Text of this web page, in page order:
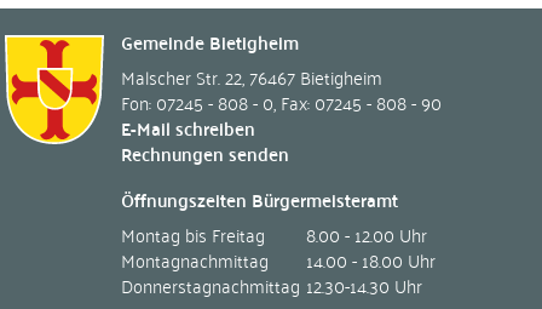
Gemeinde Bietigheim
Malscher Str. 22,76467Bietigheim
Fon: 07245 - 808 - 0,Fax: 07245 - 808 - 90
E-Mail schreiben
Rechnungen senden
Öffnungszeiten Bürgermeisteramt
Montag bis Freitag
8.00 - 12.00 Uhr
Montagnachmittag
14.00 - 18.00 Uhr
Donnerstagnachmittag 12.30-14.30 Uhr